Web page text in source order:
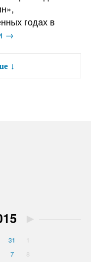
годах в
→
↓
►
31
1
7
8